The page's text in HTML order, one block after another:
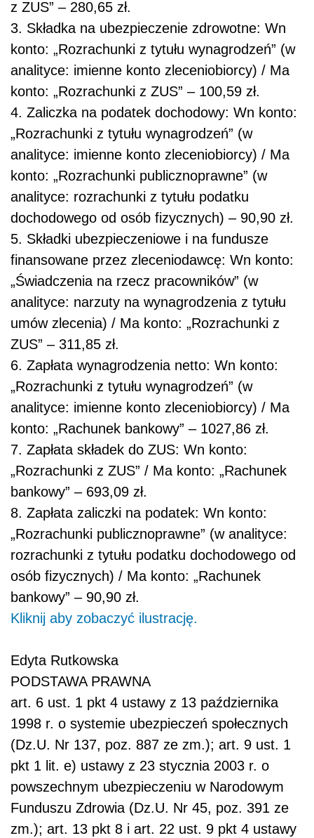
z ZUS” – 280,65 zł.
3. Składka na ubezpieczenie zdrowotne: Wn
konto: „Rozrachunki z tytułu wynagrodzeń” (w
analityce: imienne konto zleceniobiorcy) / Ma
konto: „Rozrachunki z ZUS” – 100,59 zł.
4. Zaliczka na podatek dochodowy: Wn konto:
„Rozrachunki z tytułu wynagrodzeń” (w
analityce: imienne konto zleceniobiorcy) / Ma
konto: „Rozrachunki publicznoprawne” (w
analityce: rozrachunki z tytułu podatku
dochodowego od osób fizycznych) – 90,90 zł.
5. Składki ubezpieczeniowe i na fundusze
finansowane przez zleceniodawcę: Wn konto:
„Świadczenia na rzecz pracowników” (w
analityce: narzuty na wynagrodzenia z tytułu
umów zlecenia) / Ma konto: „Rozrachunki z
ZUS” – 311,85 zł.
6. Zapłata wynagrodzenia netto: Wn konto:
„Rozrachunki z tytułu wynagrodzeń” (w
analityce: imienne konto zleceniobiorcy) / Ma
konto: „Rachunek bankowy” – 1027,86 zł.
7. Zapłata składek do ZUS: Wn konto:
„Rozrachunki z ZUS” / Ma konto: „Rachunek
bankowy” – 693,09 zł.
8. Zapłata zaliczki na podatek: Wn konto:
„Rozrachunki publicznoprawne” (w analityce:
rozrachunki z tytułu podatku dochodowego od
osób fizycznych) / Ma konto: „Rachunek
bankowy” – 90,90 zł.
Kliknij aby zobaczyć ilustrację.
Edyta Rutkowska
PODSTAWA PRAWNA
art. 6 ust. 1 pkt 4 ustawy z 13 października
1998 r. o systemie ubezpieczeń społecznych
(Dz.U. Nr 137, poz. 887 ze zm.); art. 9 ust. 1
pkt 1 lit. e) ustawy z 23 stycznia 2003 r. o
powszechnym ubezpieczeniu w Narodowym
Funduszu Zdrowia (Dz.U. Nr 45, poz. 391 ze
zm.); art. 13 pkt 8 i art. 22 ust. 9 pkt 4 ustawy